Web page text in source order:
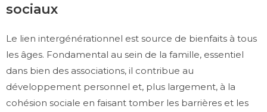
sociaux
Le lien intergénérationnel est source de bienfaits à tous
les âges. Fondamental au sein de la famille, essentiel
dans bien des associations, il contribue au
développement personnel et, plus largement, à la
cohésion sociale en faisant tomber les barrières et les